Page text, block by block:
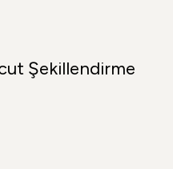
Şekillendirme